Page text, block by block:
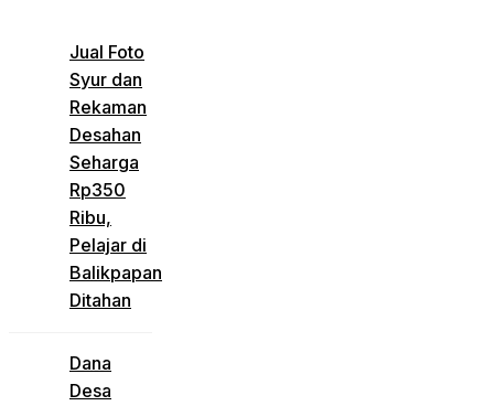
Jual Foto
Syur dan
Rekaman
Desahan
Seharga
Rp350
Ribu,
Pelajar di
Balikpapan
Ditahan
Dana
Desa